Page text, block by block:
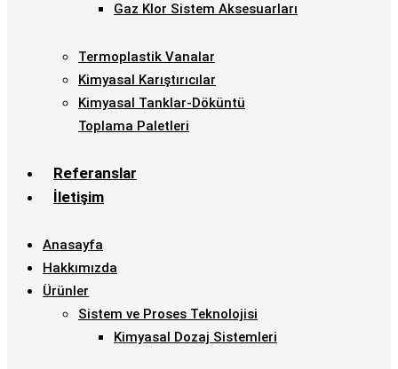
Gaz Klor Sistem Aksesuarları
Termoplastik Vanalar
Kimyasal Karıştırıcılar
Kimyasal Tanklar-Döküntü
Toplama Paletleri
Referanslar
İletişim
Anasayfa
Hakkımızda
Ürünler
Sistem ve Proses Teknolojisi
Kimyasal Dozaj Sistemleri